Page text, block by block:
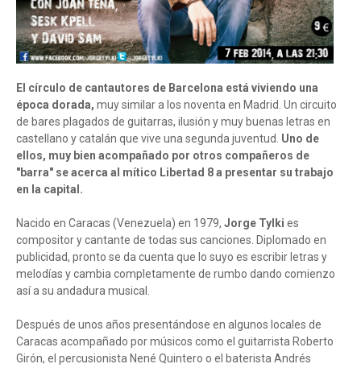
El círculo de cantautores de Barcelona está viviendo una
época dorada, muy similar a los noventa en Madrid. Un circuito
de bares plagados de guitarras, ilusión y muy buenas letras en
castellano y catalán que vive una segunda juventud. Uno de
ellos, muy bien acompañado por otros compañeros de
"barra" se acerca al mítico Libertad 8 a presentar su trabajo
en la capital.
Nacido en Caracas (Venezuela) en 1979, Jorge Tylki es
compositor y cantante de todas sus canciones. Diplomado en
publicidad, pronto se da cuenta que lo suyo es escribir letras y
melodías y cambia completamente de rumbo dando comienzo
así a su andadura musical.
Después de unos años presentándose en algunos locales de
Caracas acompañado por músicos como el guitarrista Roberto
Girón, el percusionista Nené Quintero o el baterista Andrés